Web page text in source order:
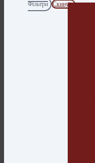
Фільтри
Скинути